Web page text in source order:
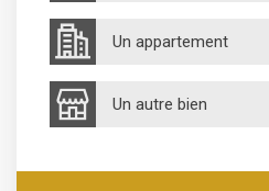
Un appartement
Un autre bien